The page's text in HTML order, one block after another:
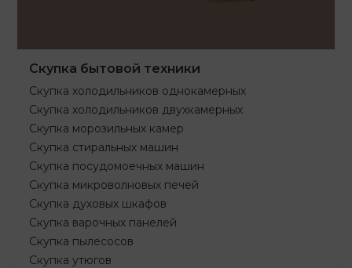
Скупка бытовой техники
Скупка холодильников однокамерных
Скупка холодильников двухкамерных
Скупка морозильных камер
Скупка стиральных машин
Скупка посудомоечных машин
Скупка микроволновых печей
Скупка духовых шкафов
Скупка варочных панелей
Скупка пылесосов
Скупка утюгов